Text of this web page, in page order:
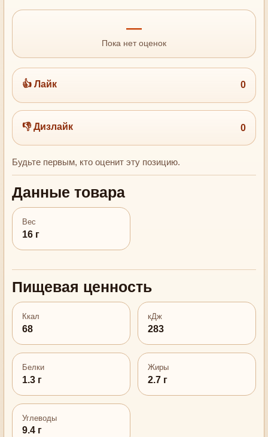
—
Пока нет оценок
👍 Лайк 0
👎 Дизлайк 0
Будьте первым, кто оценит эту позицию.
Данные товара
Вес
16 г
Пищевая ценность
Ккал
68
кДж
283
Белки
1.3 г
Жиры
2.7 г
Углеводы
9.4 г